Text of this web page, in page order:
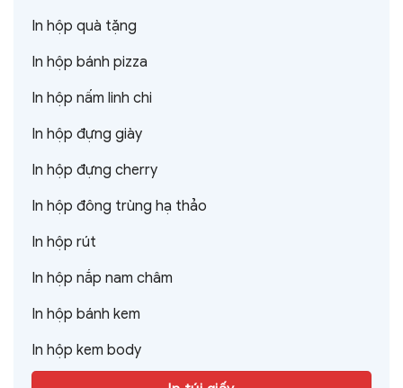
In hộp quà tặng
In hộp bánh pizza
In hộp nấm linh chi
In hộp đựng giày
In hộp đựng cherry
In hộp đông trùng hạ thảo
In hộp rút
In hộp nắp nam châm
In hộp bánh kem
In hộp kem body